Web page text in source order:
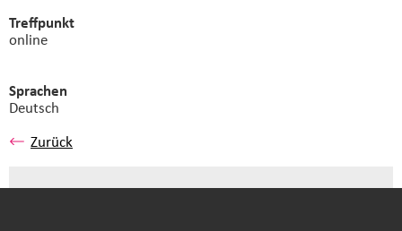
Treffpunkt
online
Sprachen
Deutsch
Zurück